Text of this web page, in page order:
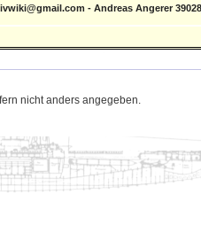
- Andreas Angerer
nicht anders angegeben.